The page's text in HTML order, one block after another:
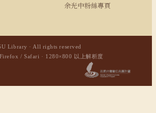
余光中粉絲專頁
Library · All rights reserved
/ Safari · 1280×800 以上解析度